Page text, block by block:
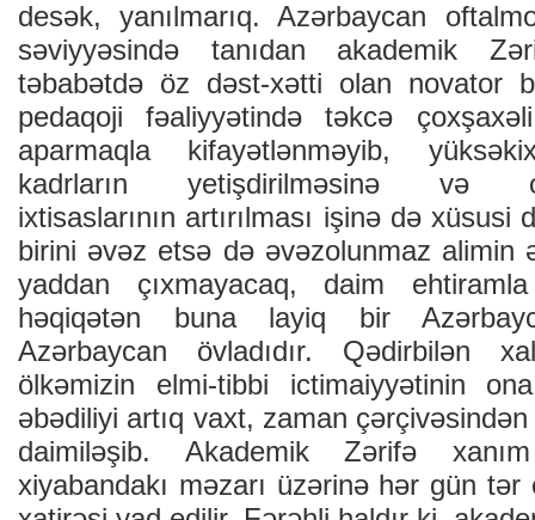
desək, yanılmarıq. Azərbaycan
səviyyəsində tanıdan akademik
təbabətdə öz dəst-xətti olan novator
pedaqoji fəaliyyətində təkcə
aparmaqla kifayətlənməyib,
kadrların yetişdirilməsinə və
ixtisaslarının artırılması işinə də
birini əvəz etsə də əvəzolunmaz alimin
yaddan çıxmayacaq, daim
həqiqətən buna layiq bir
Azərbaycan övladıdır. Qədirbilən
ölkəmizin elmi-tibbi ictimaiyyətinin
əbədiliyi artıq vaxt, zaman çərçivəsindən
daimiləşib. Akademik Zərifə
xiyabandakı məzarı üzərinə hər gün